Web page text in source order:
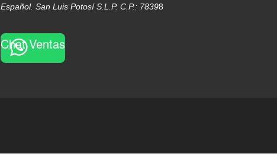
Español. San Luis Potosí S.L.P. C.P.: 78398
Chat Ventas